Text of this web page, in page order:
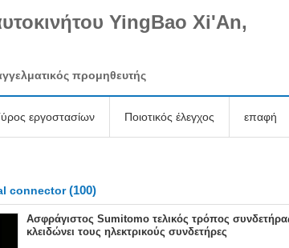
YingBao Xi'An,
προμηθευτής
εργοστασίων Ποιοτικός έλεγχος επαφή
connector (100)
Ασφράγιστος Sumitomo τελικός τρόπος
κλειδώνει τους ηλεκτρικούς συνδετήρες